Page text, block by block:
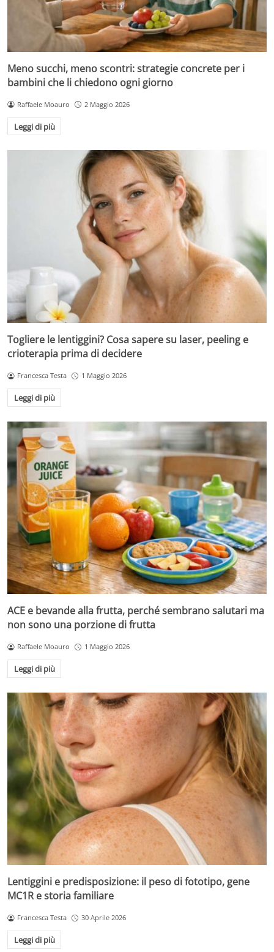
Meno succhi, meno scontri: strategie concrete per i
bambini che li chiedono ogni giorno
Raffaele Moauro 2 Maggio 2026
Leggi di più
Togliere le lentiggini? Cosa sapere su laser, peeling e
crioterapia prima di decidere
Francesca Testa 1 Maggio 2026
Leggi di più
ACE e bevande alla frutta, perché sembrano salutari ma
non sono una porzione di frutta
Raffaele Moauro 1 Maggio 2026
Leggi di più
Lentiggini e predisposizione: il peso di fototipo, gene
MC1R e storia familiare
Francesca Testa 30 Aprile 2026
Leggi di più